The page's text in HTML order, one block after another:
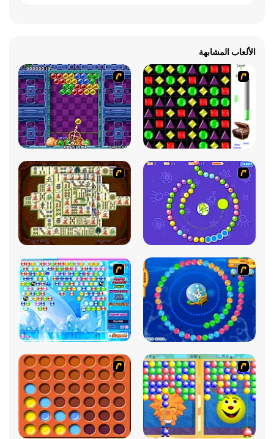
الألعاب المشابهة